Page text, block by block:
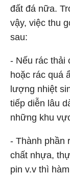
đất đá nữa.
vậy, việc thu
sau:
- Nếu rác thải
hoặc rác quá
lượng nhiệt
tiếp diễn lâu
những khu
- Thành phần
chất nhựa,
pin v.v thì